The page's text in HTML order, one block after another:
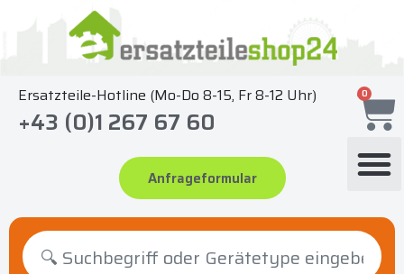
springen
Ersatzteile-Hotline (Mo-Do 8-15, Fr 8-12 Uhr)
+43 (0)1 267 67 60
Anfrageformular
0